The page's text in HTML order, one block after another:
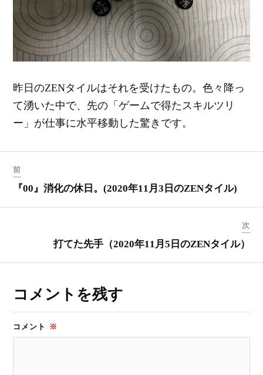
昨日のZENタイルはそれを受けたもの。色々降っ
て湧いた中で、先の「ゲームで得たスキルツリ
ー」が仕事に水平移動した驚きです。
前
『00』消化の休日。(2020年11月3日のZENタイル)
次
打てた先手（2020年11月5日のZENタイル）
コメントを残す
コメント ※